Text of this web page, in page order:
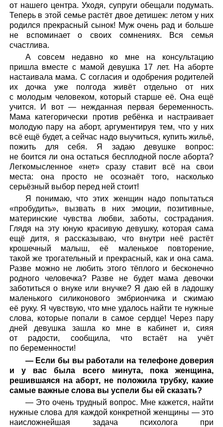
от нашего центра. Уходя, супруги обещали подумать.
Теперь в этой семье растёт двое детишек: летом у них
родился прекрасный сынок! Муж очень рад и больше
не вспоминает о своих сомнениях. Вся семья
счастлива.
А совсем недавно ко мне на консультацию
пришла вместе с мамой девушка 17 лет. На аборте
настаивала мама. С согласия и одобрения родителей
их дочка уже полгода живёт отдельно от них
с молодым человеком, который старше её. Она ещё
учится. И вот — нежданная первая беременность.
Мама категорически против ребёнка и настраивает
молодую пару на аборт, аргументируя тем, что у них
всё ещё будет, а сейчас надо выучиться, купить жильё,
пожить для себя. Я задаю девушке вопрос:
не боится ли она остаться бесплодной после аборта?
Легкомысленное «нет» сразу ставит всё на свои
места: она просто не осознаёт того, насколько
серьёзный выбор перед ней стоит!
Я понимаю, что этих женщин надо попытаться
«пробудить», вызвать в них эмоции, позитивные,
материнские чувства любви, заботы, сострадания.
Глядя на эту юную красивую девушку, которая сама
ещё дитя, я рассказываю, что внутри неё растёт
крошечный малыш, её маленькое повторение,
такой же трогательный и прекрасный, как и она сама.
Разве можно не любить этого тёплого и бесконечно
родного человечка? Разве не будет мама девочки
заботиться о внуке или внучке? Я даю ей в ладошку
маленького силиконового эмбриончика и сжимаю
её руку. Я чувствую, что мне удалось найти те нужные
слова, которые попали в самое сердце! Через пару
дней девушка зашла ко мне в кабинет и, сияя
от радости, сообщила, что встаёт на учёт
по беременности!
— Если бы вы работали на телефоне доверия
и у вас была всего минута, пока женщина,
решившаяся на аборт, не положила трубку, какие
самые важные слова вы успели бы ей сказать?
— Это очень трудный вопрос. Мне кажется, найти
нужные слова для каждой конкретной женщины — это
наисложнейшая задача психолога при